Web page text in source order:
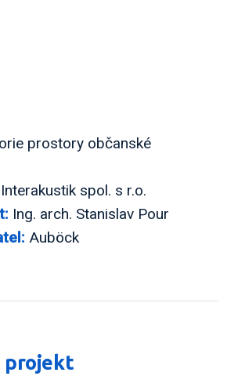
prostory občanské
Interakustik spol. s r.o.
Ing. arch. Stanislav Pour
Auböck
projekt